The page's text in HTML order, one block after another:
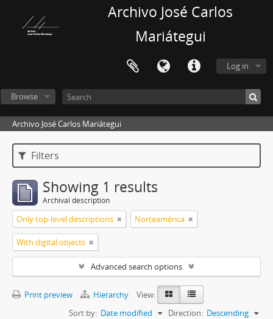
Archivo José Carlos
Mariátegui
Log in
Browse
Archivo José Carlos Mariátegui
Filters
Showing 1 results
Archival description
Only top-level descriptions Norteamérica
With digital objects
Advanced search options
Print preview Hierarchy
View:
Sort by: Date modified Direction: Descending